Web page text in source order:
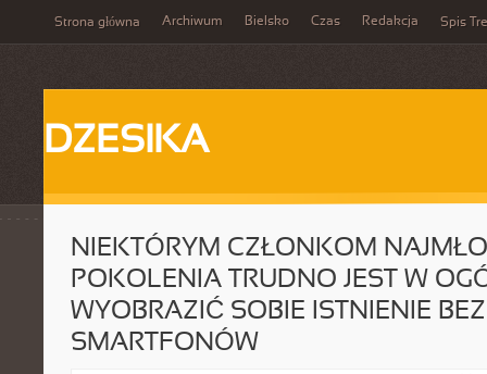
Strona główna Archiwum Bielsko Czas Redakcja Spis
DZESIKA
NIEKTÓRYM CZŁONKOM
POKOLENIA TRUDNO JEST W
WYOBRAZIĆ SOBIE ISTNIENIE BEZ
SMARTFONÓW